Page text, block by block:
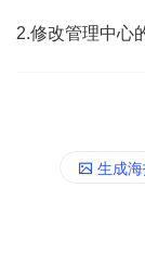
2.修改管理中心
生成海